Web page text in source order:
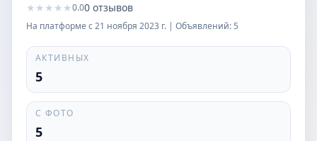
★ ★ ★ ★ ★0.00 отзывов
На платформе с21 ноября 2023 г. | Объявлений: 5
АКТИВНЫХ
5
С ФОТО
5